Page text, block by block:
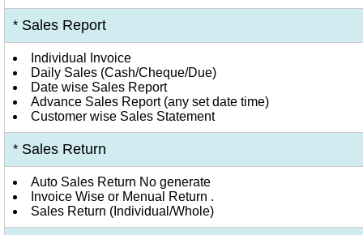
* Sales Report
Individual Invoice
Daily Sales (Cash/Cheque/Due)
Date wise Sales Report
Advance Sales Report (any set date time)
Customer wise Sales Statement
* Sales Return
Auto Sales Return No generate
Invoice Wise or Menual Return .
Sales Return (Individual/Whole)